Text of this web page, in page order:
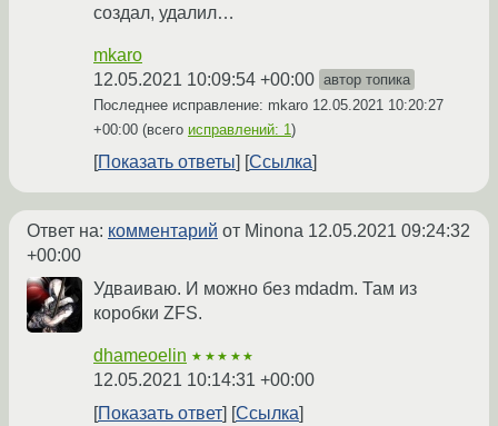
создал, удалил…
mkaro
12.05.2021 10:09:54 +00:00 автор топика
Последнее исправление: mkaro 12.05.2021 10:20:27
+00:00 (всего исправлений: 1)
Показать ответы Ссылка
Ответ на: комментарий от Minona 12.05.2021 09:24:32
+00:00
Удваиваю. И можно без mdadm. Там из
коробки ZFS.
dhameoelin ★★★★★
12.05.2021 10:14:31 +00:00
Показать ответ
Ссылка